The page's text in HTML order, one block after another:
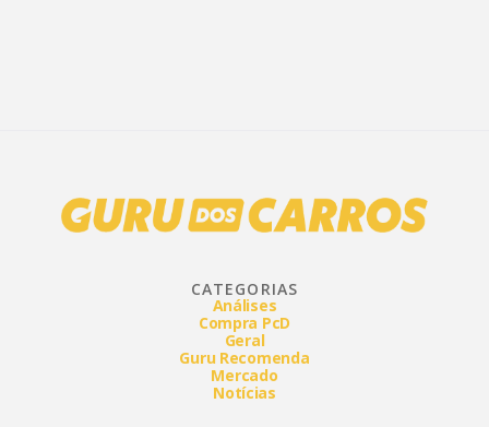
CATEGORIAS
Análises
Compra PcD
Geral
Guru Recomenda
Mercado
Notícias